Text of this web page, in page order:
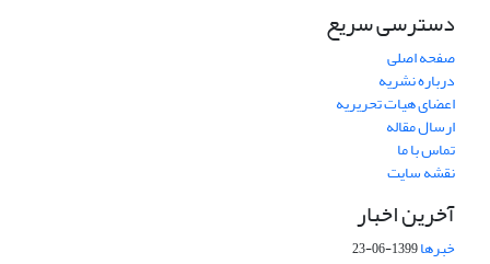
دسترسی سریع
صفحه اصلی
درباره نشریه
اعضای هیات تحریریه
ارسال مقاله
تماس با ما
نقشه سایت
آخرین اخبار
خبرها1399-06-23